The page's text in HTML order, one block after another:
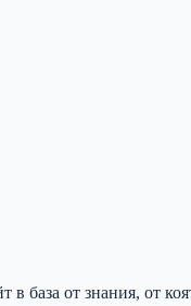
от знания, от